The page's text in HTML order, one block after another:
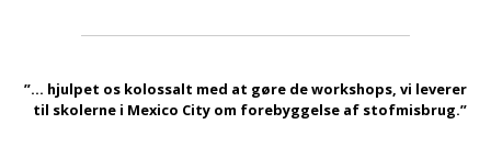
”... hjulpet os kolossalt med at gøre de workshops, vi leverer
til skolerne i Mexico City om forebyggelse af stofmisbrug.”